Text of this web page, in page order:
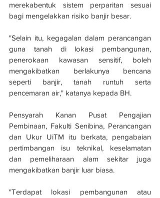
merekabentuk sistem perparitan sesuai
bagi mengelakkan risiko banjir besar.
"Selain itu, kegagalan dalam perancangan
guna tanah di lokasi pembangunan,
penerokaan kawasan sensitif, boleh
mengakibatkan berlakunya bencana
seperti banjir, tanah runtuh serta
pencemaran air," katanya kepada BH.
Pensyarah Kanan Pusat Pengajian
Pembinaan, Fakulti Senibina, Perancangan
dan Ukur UiTM itu berkata, pengabaian
pertimbangan isu teknikal, keselamatan
dan pemeliharaan alam sekitar juga
mengakibatkan banjir luar biasa.
"Terdapat lokasi pembangunan atau